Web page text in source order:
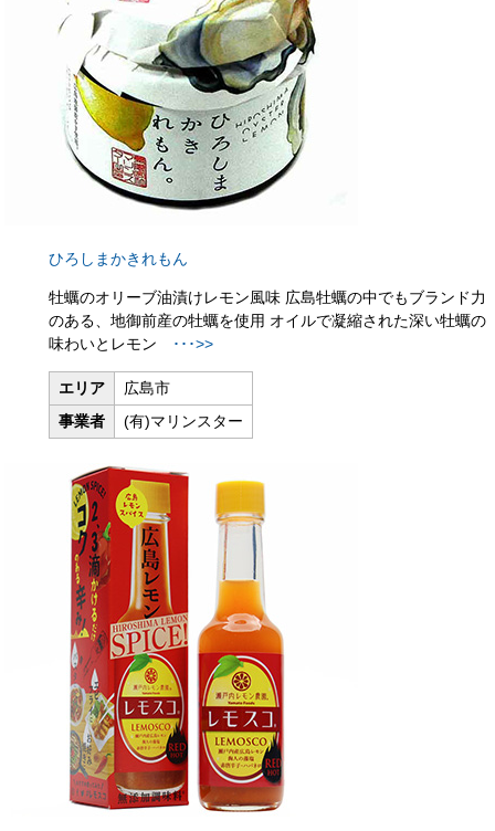
ひろしまかきれもん
牡蠣のオリーブ油漬けレモン風味 広島牡蠣の中でもブランド力
のある、地御前産の牡蠣を使用 オイルで凝縮された深い牡蠣の
味わいとレモン
･･･>>
エリア
広島市
事業者
(有)マリンスター